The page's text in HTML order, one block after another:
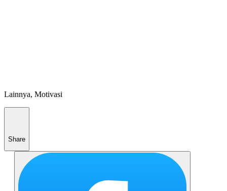
Lainnya, Motivasi
Share